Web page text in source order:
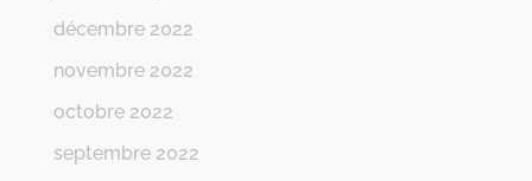
décembre 2022
novembre 2022
octobre 2022
septembre 2022